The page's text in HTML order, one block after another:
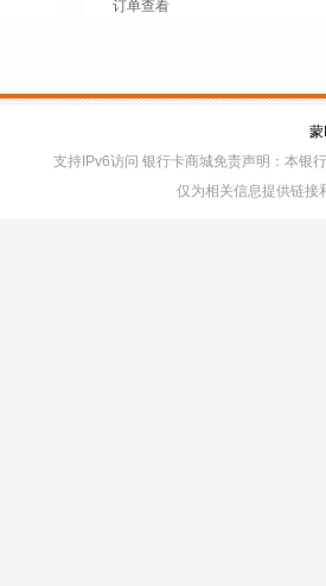
订单查看
支持IPv6访问 银行卡商城免责声明：本银
仅为相关信息提供链接